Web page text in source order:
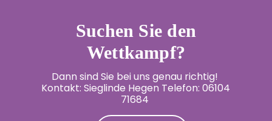
Suchen Sie den
Wettkampf?
Dann sind Sie bei uns genau richtig!
Kontakt: Sieglinde Hegen Telefon: 06104
71684